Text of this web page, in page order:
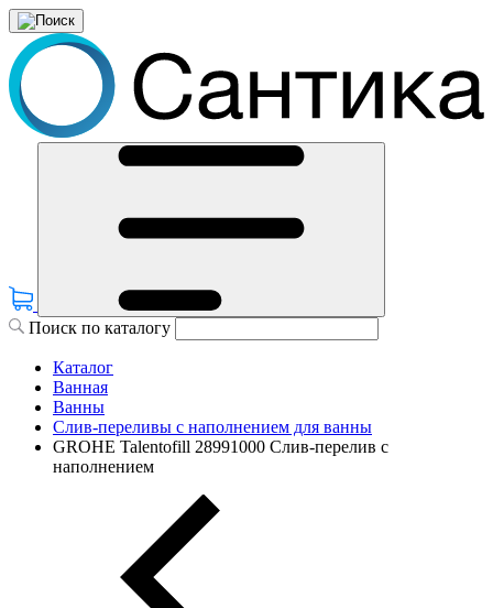
Поиск по каталогу
Каталог
Ванная
Ванны
Слив-переливы с наполнением для ванны
GROHE Talentofill 28991000 Слив-перелив с
наполнением